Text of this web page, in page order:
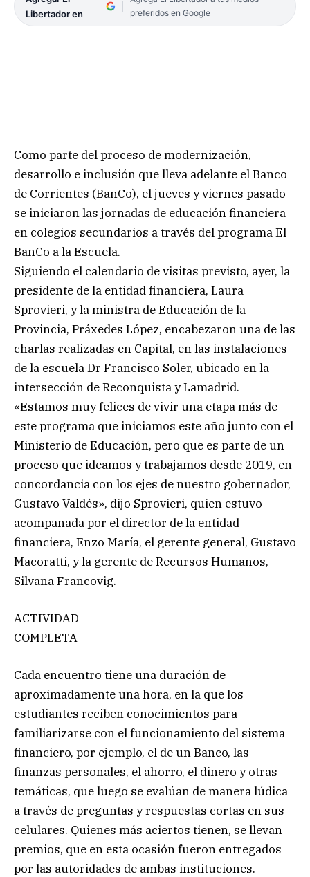
Libertador en
preferidos en Google
Como parte del proceso de modernización,
desarrollo e inclusión que lleva adelante el Banco
de Corrientes (BanCo), el jueves y viernes pasado
se iniciaron las jornadas de educación financiera
en colegios secundarios a través del programa El
BanCo a la Escuela.
Siguiendo el calendario de visitas previsto, ayer, la
presidente de la entidad financiera, Laura
Sprovieri, y la ministra de Educación de la
Provincia, Práxedes López, encabezaron una de las
charlas realizadas en Capital, en las instalaciones
de la escuela Dr Francisco Soler, ubicado en la
intersección de Reconquista y Lamadrid.
«Estamos muy felices de vivir una etapa más de
este programa que iniciamos este año junto con el
Ministerio de Educación, pero que es parte de un
proceso que ideamos y trabajamos desde 2019, en
concordancia con los ejes de nuestro gobernador,
Gustavo Valdés», dijo Sprovieri, quien estuvo
acompañada por el director de la entidad
financiera, Enzo María, el gerente general, Gustavo
Macoratti, y la gerente de Recursos Humanos,
Silvana Francovig.
ACTIVIDAD
COMPLETA
Cada encuentro tiene una duración de
aproximadamente una hora, en la que los
estudiantes reciben conocimientos para
familiarizarse con el funcionamiento del sistema
financiero, por ejemplo, el de un Banco, las
finanzas personales, el ahorro, el dinero y otras
temáticas, que luego se evalúan de manera lúdica
a través de preguntas y respuestas cortas en sus
celulares. Quienes más aciertos tienen, se llevan
premios, que en esta ocasión fueron entregados
por las autoridades de ambas instituciones.